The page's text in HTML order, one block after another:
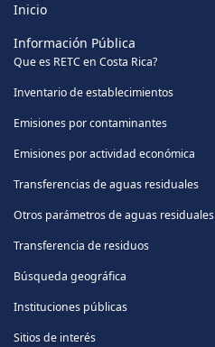
Inicio
Información Pública
Que es RETC en Costa Rica?
Inventario de establecimientos
Emisiones por contaminantes
Emisiones por actividad económica
Transferencias de aguas residuales
Otros parámetros de aguas residuales
Transferencia de residuos
Búsqueda geográfica
Instituciones públicas
Sitios de interés